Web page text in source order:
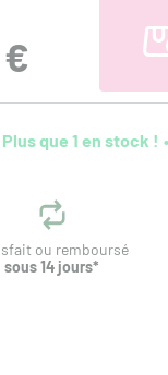
Plus que 1 en stock !
ou remboursé
sous 14 jours*